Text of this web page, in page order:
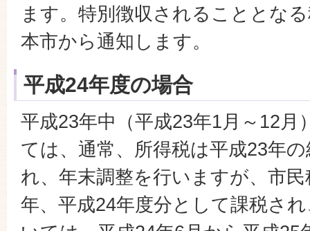
ます。特別徴収されることとな
本市から通知します。
平成24年度の場合
平成23年中（平成23年1月～12月
ては、通常、所得税は平成23年
れ、年末調整を行いますが、市
年、平成24年度分として課税さ